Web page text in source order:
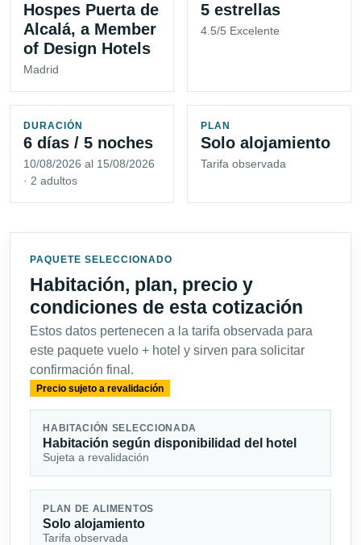
Hospes Puerta de
Alcalá, a Member
of Design Hotels
Madrid
5 estrellas
4.5/5 Excelente
DURACIÓN
6 días / 5 noches
10/08/2026 al 15/08/2026
· 2 adultos
PLAN
Solo alojamiento
Tarifa observada
PAQUETE SELECCIONADO
Habitación, plan, precio y
condiciones de esta cotización
Estos datos pertenecen a la tarifa observada para
este paquete vuelo + hotel y sirven para solicitar
confirmación final.
Precio sujeto a revalidación
HABITACIÓN SELECCIONADA
Habitación según disponibilidad del hotel
Sujeta a revalidación
PLAN DE ALIMENTOS
Solo alojamiento
Tarifa observada